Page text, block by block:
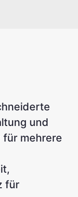
und
für mehrere
für